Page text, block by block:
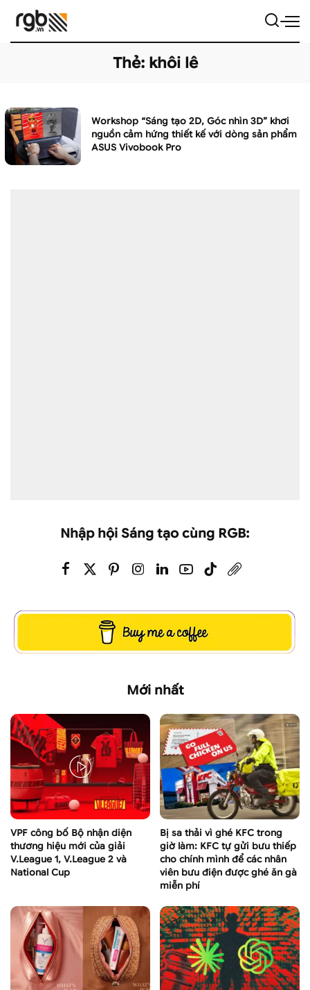
Thẻ: khôi lê
Workshop “Sáng tạo 2D, Góc nhìn 3D” khơi
nguồn cảm hứng thiết kế với dòng sản phẩm
ASUS Vivobook Pro
Nhập hội Sáng tạo cùng RGB:
Mới nhất
VPF công bố Bộ nhận diện
thương hiệu mới của giải
V.League 1, V.League 2 và
National Cup
Bị sa thải vì ghé KFC trong
giờ làm: KFC tự gửi bưu thiếp
cho chính mình để các nhân
viên bưu điện được ghé ăn gà
miễn phí